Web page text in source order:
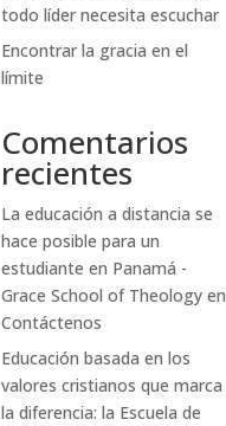
todo líder necesita escuchar
Encontrar la gracia en el
límite
Comentarios
recientes
La educación a distancia se
hace posible para un
estudiante en Panamá -
Grace School of Theology en
Contáctenos
Educación basada en los
valores cristianos que marca
la diferencia: la Escuela de